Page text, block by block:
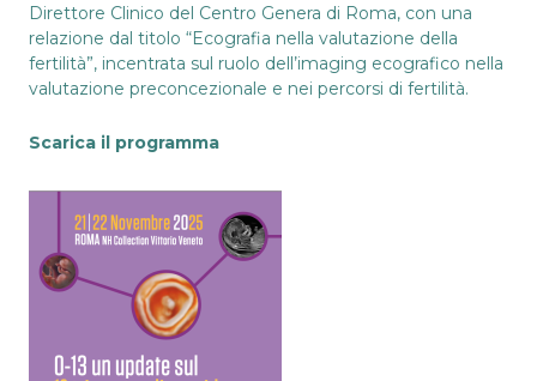
Direttore Clinico del Centro Genera di Roma, con una
relazione dal titolo “Ecografia nella valutazione della
fertilità”, incentrata sul ruolo dell’imaging ecografico nella
valutazione preconcezionale e nei percorsi di fertilità.
Scarica il programma